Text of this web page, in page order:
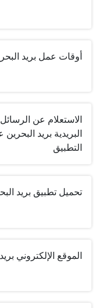
أوقات عمل بريد
الاستعلام عن
البريدية بريد البحرين
التطبيق
تحميل تطبيق بريد
الموقع الإلكتروني